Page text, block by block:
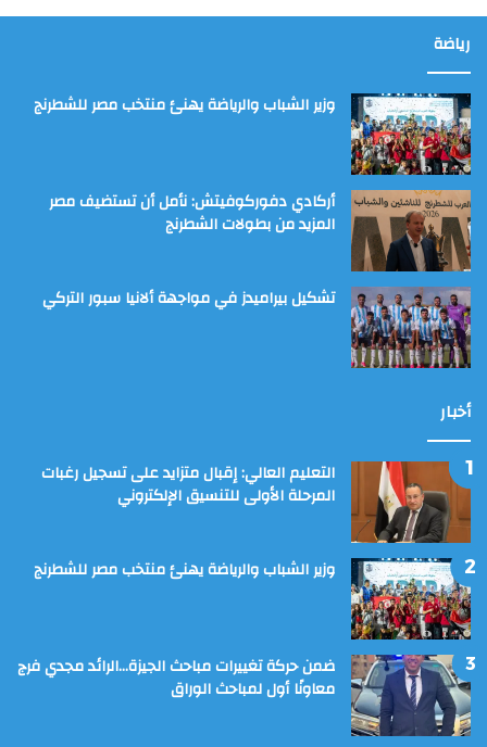
رياضة
وزير الشباب والرياضة يهنئ منتخب مصر للشطرنج
أركادي دفوركوفيتش: نأمل أن تستضيف مصر
المزيد من بطولات الشطرنج
تشكيل بيراميدز في مواجهة ألانيا سبور التركي
أخبار
التعليم العالي: إقبال متزايد على تسجيل رغبات
المرحلة الأولى للتنسيق الإلكتروني
وزير الشباب والرياضة يهنئ منتخب مصر للشطرنج
ضمن حركة تغييرات مباحث الجيزة…الرائد مجدي فرج
معاونًا أول لمباحث الوراق